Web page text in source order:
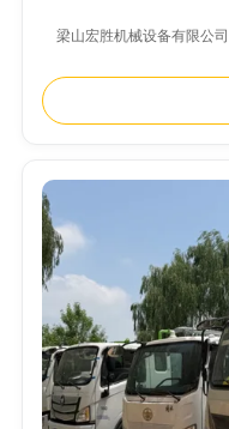
梁山宏胜机械设备有限公司